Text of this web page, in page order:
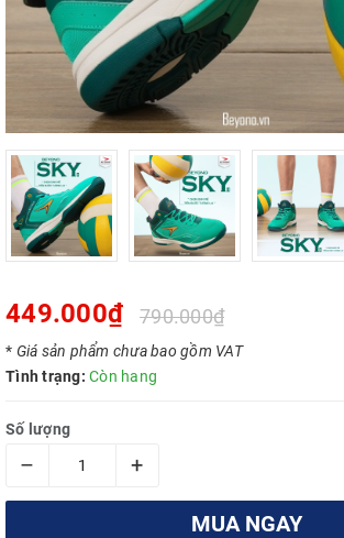
449.000₫ 790.000₫
* Giá sản phẩm chưa bao gồm VAT
Tình trạng: Còn hang
Số lượng
– +
MUA NGAY